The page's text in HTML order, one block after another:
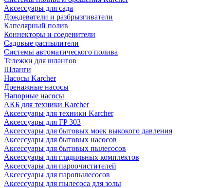
Аксессуары для сада
Дождеватели и разбрызгиватели
Капелярный полив
Коннекторы и соеденители
Садовые распылители
Системы автоматического полива
Тележки для шлангов
Шланги
Насосы Karcher
Дренажные насосы
Напорные насосы
АКБ для техники Karcher
Аксессуары для техники Karcher
Аксессуары для FP 303
Аксессуары для бытовых моек выкокого давления
Аксессуары для бытовых насосов
Аксессуары для бытовых пылесосов
Аксессуары для гладильных комплектов
Аксессуары для пароочистителей
Аксессуары для паропылесосов
Аксессуары для пылесоса для золы